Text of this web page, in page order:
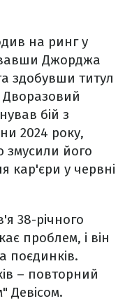
на ринг у
Джорджа
здобувши титул
Дворазовий
бій з
2024 року,
змусили його
кар'єри у червні
38-річного
проблем, і він
поєдинків.
– повторний
Девісом.